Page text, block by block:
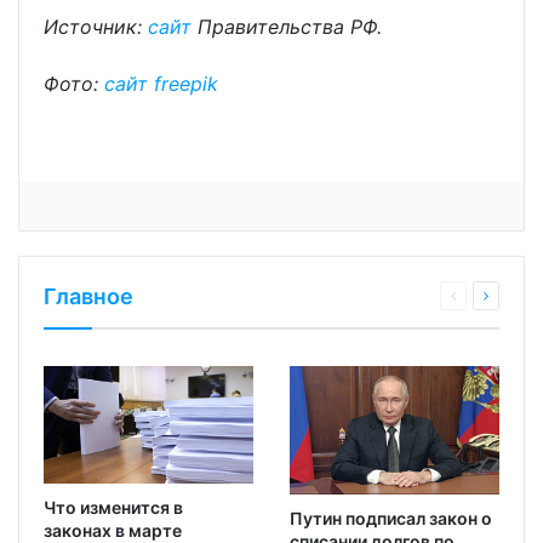
Источник: сайт Правительства РФ.
Фото: сайт freepik
Главное
Что изменится в
законах в марте
Путин подписал закон о